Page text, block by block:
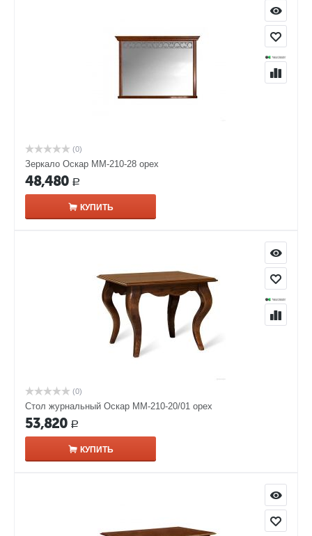
(0)
Зеркало Оскар ММ-210-28 орех
48,480 Р
КУПИТЬ
(0)
Стол журнальный Оскар ММ-210-20/01 орех
53,820 Р
КУПИТЬ